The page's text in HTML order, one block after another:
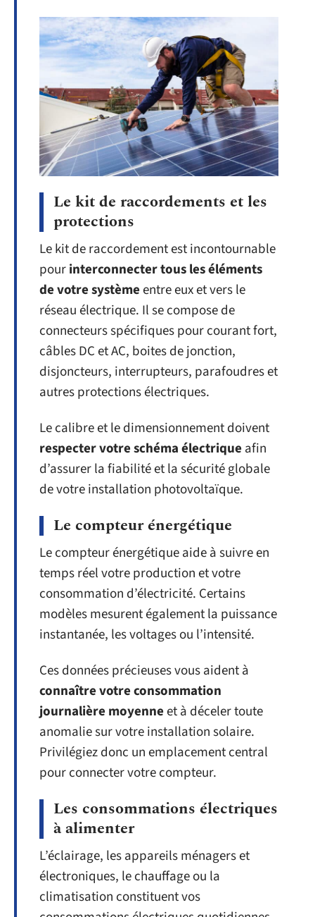
Le kit de raccordements et les
protections
Le kit de raccordement est incontournable
pourinterconnecter tous les éléments
de votre systèmeentre eux et vers le
réseau électrique. Il se compose de
connecteurs spécifiques pour courant fort,
câbles DC et AC, boites de jonction,
disjoncteurs, interrupteurs, parafoudres et
autres protections électriques.
Le calibre et le dimensionnement doivent
respecter votre schéma électrique afin
d’assurer la fiabilité et la sécurité globale
de votre installation photovoltaïque.
Le compteur énergétique
Le compteur énergétique aide à suivre en
temps réel votre production et votre
consommation d’électricité. Certains
modèles mesurent également la puissance
instantanée, les voltages ou l’intensité.
Ces données précieuses vous aident à
connaître votre consommation
journalière moyenneet à déceler toute
anomalie sur votre installation solaire.
Privilégiez donc un emplacement central
pour connecter votre compteur.
Les consommations électriques
à alimenter
L’éclairage, les appareils ménagers et
électroniques, le chauffage ou la
climatisation constituent vos